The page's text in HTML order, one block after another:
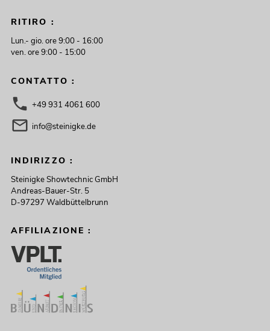
RITIRO :
Lun.- gio. ore 9:00 - 16:00
ven. ore 9:00 - 15:00
CONTATTO :
+49 931 4061 600
info@steinigke.de
INDIRIZZO :
Steinigke Showtechnic GmbH
Andreas-Bauer-Str. 5
D-97297 Waldbüttelbrunn
AFFILIAZIONE :